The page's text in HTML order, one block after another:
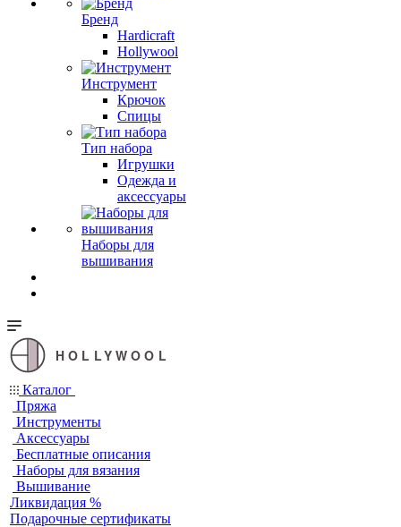
Бренд
Hardicraft
Hollywool
Инструмент
Крючок
Спицы
Тип набора
Игрушки
Одежда и
аксессуары
Наборы для
вышивания
HOLLYWOOL
Каталог
Пряжа
Инструменты
Аксессуары
Бесплатные описания
Наборы для вязания
Вышивание
Ликвидация %
Подарочные сертификаты